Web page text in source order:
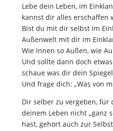
Lebe dein Leben, im
kannst dir alles erschaffen
Bist du mit dir selbst im
Außenwelt mit dir im
Wie Innen so Außen, wie
Und sollte dann doch
schaue was dir dein
Und frage dich: „Was von
Dir selber zu vergeben, für
deinem Leben nicht „ganz
hast, gehört auch zur